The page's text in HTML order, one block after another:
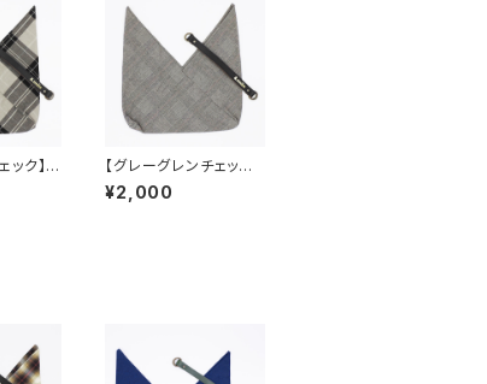
ック】播
【グレーグレンチェック】
播州織あづま袋
¥2,000